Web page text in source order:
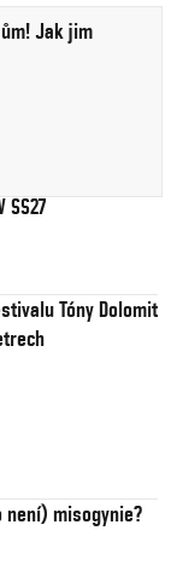
Jak jim
SS27
Tóny Dolomit
není) misogynie?